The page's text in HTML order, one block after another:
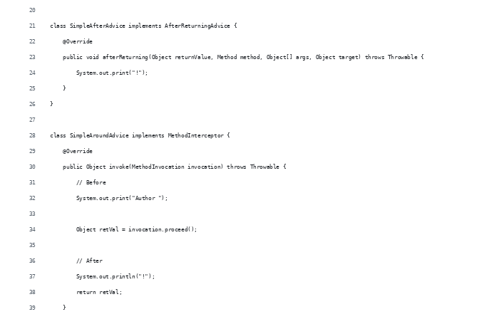
class SimpleAfterAdvice implements AfterReturningAdvice {
    @Override
    public void afterReturning(Object returnValue, Method method, Object[] args, Object target) throws Throwable {
        System.out.print("!");
    }
}
class SimpleAroundAdvice implements MethodInterceptor {
    @Override
    public Object invoke(MethodInvocation invocation) throws Throwable {
        // Before
        System.out.print("Author ");
        Object retVal = invocation.proceed();
        // After
        System.out.println("!");
        return retVal;
    }